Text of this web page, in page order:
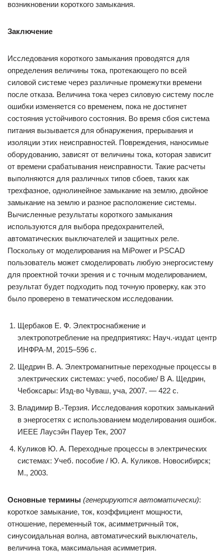
возникновении короткого замыкания.
Заключение
Исследования короткого замыкания проводятся для
определения величины тока, протекающего по всей
силовой системе через различные промежутки времени
после отказа. Величина тока через силовую систему после
ошибки изменяется со временем, пока не достигнет
состояния устойчивого состояния. Во время сбоя система
питания вызывается для обнаружения, прерывания и
изоляции этих неисправностей. Повреждения, наносимые
оборудованию, зависят от величины тока, которая зависит
от времени срабатывания неисправности. Такие расчеты
выполняются для различных типов сбоев, таких как
трехфазное, однолинейное замыкание на землю, двойное
замыкание на землю и разное расположение системы.
Вычисленные результаты короткого замыкания
используются для выбора предохранителей,
автоматических выключателей и защитных реле.
Поскольку от моделирования на MiPower и PSCAD
пользователь может смоделировать любую энергосистему
для проектной точки зрения и с точным моделированием,
результат будет подходить под точную проверку, как это
было проверено в тематическом исследовании.
Щербаков Е. Ф. Электроснабжение и
электропотребление на предприятиях: Науч.-издат центр
ИНФРА-М, 2015–596 с.
Щедрин В. А. Электромагнитные переходные процессы в
электрических системах: учеб, пособие/ В А. Щедрин,
Чебоксары: Изд-во Чуваш, уча, 2007. — 422 с.
Владимир В.-Терзия. Исследования коротких замыканий
в энергосетях с использованием моделирования ошибок.
ИЕЕЕ Лаусэйн Пауер Тек, 2007
Куликов Ю. А. Переходные процессы в электрических
системах: Учеб. пособие / Ю. А. Куликов. Новосибирск;
М., 2003.
Основные термины (генерируются автоматически):
короткое замыкание, ток, коэффициент мощности,
отношение, переменный ток, асимметричный ток,
синусоидальная волна, автоматический выключатель,
величина тока, максимальная асимметрия.